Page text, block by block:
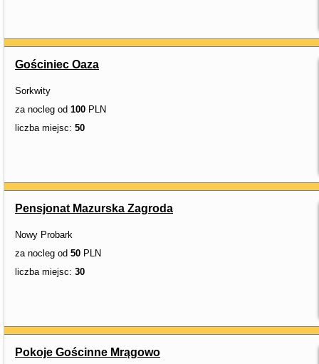
Gościniec Oaza
Sorkwity
za nocleg od 100 PLN
liczba miejsc: 50
Pensjonat Mazurska Zagroda
Nowy Probark
za nocleg od 50 PLN
liczba miejsc: 30
Pokoje Gościnne Mrągowo